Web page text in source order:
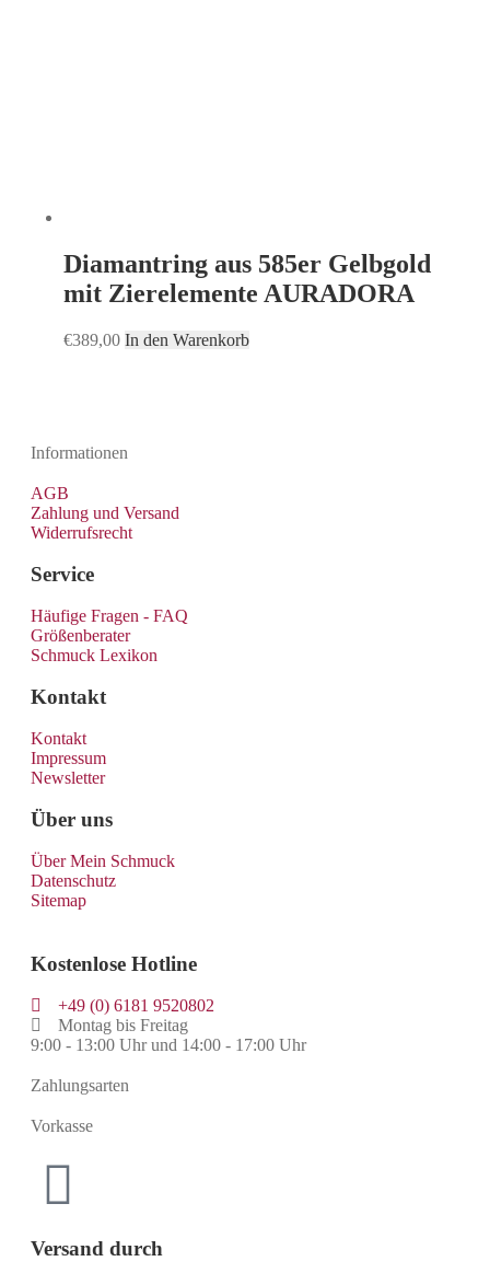
Diamantring aus 585er Gelbgold
mit Zierelemente AURADORA
€389,00 In den Warenkorb
Informationen
AGB
Zahlung und Versand
Widerrufsrecht
Service
Häufige Fragen - FAQ
Größenberater
Schmuck Lexikon
Kontakt
Kontakt
Impressum
Newsletter
Über uns
Über Mein Schmuck
Datenschutz
Sitemap
Kostenlose Hotline
+49 (0) 6181 9520802
Montag bis Freitag
9:00 - 13:00 Uhr und 14:00 - 17:00 Uhr
Zahlungsarten
Vorkasse
Versand durch